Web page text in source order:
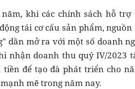
khi các chính sách hỗ
tái cơ cấu sản phẩm,
dần mở ra với một số doanh
nhận doanh thu quý IV/2023
để tạo đà phát triển cho
mẽ trong năm nay.